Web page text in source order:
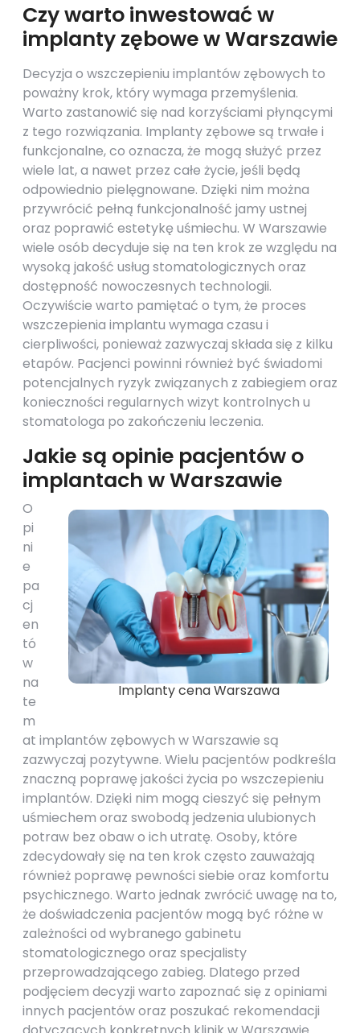
Czy warto inwestować w
implanty zębowe w Warszawie
Decyzja o wszczepieniu implantów zębowych to
poważny krok, który wymaga przemyślenia.
Warto zastanowić się nad korzyściami płynącymi
z tego rozwiązania. Implanty zębowe są trwałe i
funkcjonalne, co oznacza, że mogą służyć przez
wiele lat, a nawet przez całe życie, jeśli będą
odpowiednio pielęgnowane. Dzięki nim można
przywrócić pełną funkcjonalność jamy ustnej
oraz poprawić estetykę uśmiechu. W Warszawie
wiele osób decyduje się na ten krok ze względu na
wysoką jakość usług stomatologicznych oraz
dostępność nowoczesnych technologii.
Oczywiście warto pamiętać o tym, że proces
wszczepienia implantu wymaga czasu i
cierpliwości, ponieważ zazwyczaj składa się z kilku
etapów. Pacjenci powinni również być świadomi
potencjalnych ryzyk związanych z zabiegiem oraz
konieczności regularnych wizyt kontrolnych u
stomatologa po zakończeniu leczenia.
Jakie są opinie pacjentów o
implantach w Warszawie
Implanty cena Warszawa
O
pi
ni
e
pa
cj
en
tó
w
na
te
m
at implantów zębowych w Warszawie są
zazwyczaj pozytywne. Wielu pacjentów podkreśla
znaczną poprawę jakości życia po wszczepieniu
implantów. Dzięki nim mogą cieszyć się pełnym
uśmiechem oraz swobodą jedzenia ulubionych
potraw bez obaw o ich utratę. Osoby, które
zdecydowały się na ten krok często zauważają
również poprawę pewności siebie oraz komfortu
psychicznego. Warto jednak zwrócić uwagę na to,
że doświadczenia pacjentów mogą być różne w
zależności od wybranego gabinetu
stomatologicznego oraz specjalisty
przeprowadzającego zabieg. Dlatego przed
podjęciem decyzji warto zapoznać się z opiniami
innych pacjentów oraz poszukać rekomendacji